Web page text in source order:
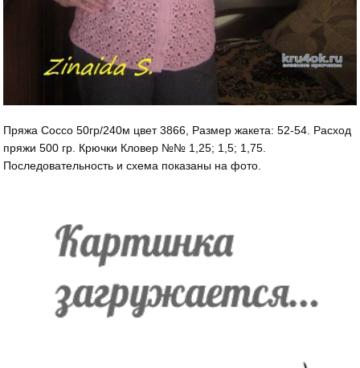
Пряжа Cocco 50гр/240м цвет 3866, Размер жакета: 52-54. Расход
пряжи 500 гр. Крючки Кловер №№ 1,25; 1,5; 1,75.
Последовательность и схема показаны на фото.